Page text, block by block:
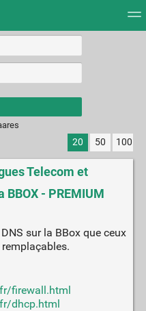
20 50 100
Telecom et
- PREMIUM
sur la BBox que ceux
firewall.html
dhcp.html